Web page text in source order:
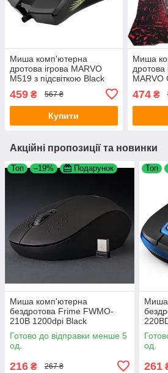
Миша комп'ютерна
дротова ігрова MARVO
M519 з підсвіткою Black
459 ₴ 567 ₴
Купити
Миша
дротова
MARVO
Black
474₴
Акційні пропозиції та новинки
Топ –19% Подарунок
Миша комп'ютерна
бездротова Frime FWMO-
210B 1200dpi Black
Готово до відправки менше 5
од.
216 ₴ 267 ₴
Топ
Миша
од.
261